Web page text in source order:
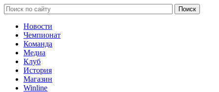
Новости
Чемпионат
Команда
Медиа
Клуб
История
Магазин
Winline